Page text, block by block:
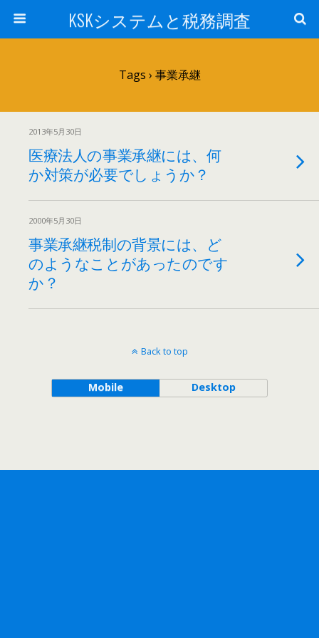
KSKシステムと税務調査
Tags › 事業承継
2013年5月30日
医療法人の事業承継には、何
か対策が必要でしょうか？
2000年5月30日
事業承継税制の背景には、ど
のようなことがあったのです
か？
Back to top
Mobile Desktop